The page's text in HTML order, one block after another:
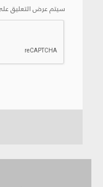
سيتم عرض التعليق